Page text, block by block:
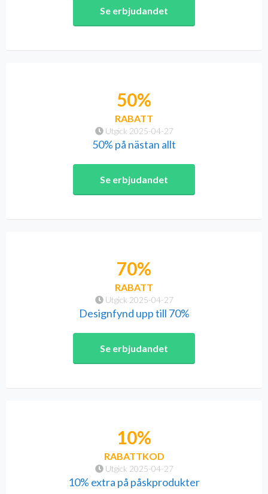
Se erbjudandet
Utgick 2025-04-27
50%
RABATT
50% på nästan allt
Se erbjudandet
Utgick 2025-04-27
70%
RABATT
Designfynd upp till 70%
Se erbjudandet
Utgick 2025-04-27
10%
RABATTKOD
10% extra på påskprodukter